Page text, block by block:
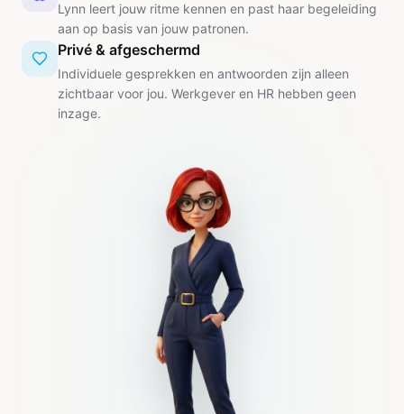
Lynn leert jouw ritme kennen en past haar begeleiding
aan op basis van jouw patronen.
Privé & afgeschermd
Individuele gesprekken en antwoorden zijn alleen
zichtbaar voor jou. Werkgever en HR hebben geen
inzage.